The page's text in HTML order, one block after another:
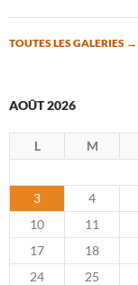
TOUTES LES GALERIES →
AOÛT 2026
L M
3
4
10
11
17
18
24
25